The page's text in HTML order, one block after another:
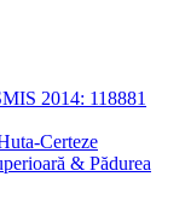
2014: 118881
Certeze
& Pădurea